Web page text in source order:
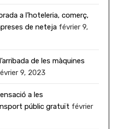
a l’hoteleria, comerç,
de neteja février 9,
de les màquines
9, 2023
a les
públic gratuït février